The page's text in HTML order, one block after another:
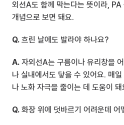
외선A도 함께 막는다는 뜻이라,
개념으로 보면 돼요.
Q. 흐린 날에도 발라야 하나요?
A. 자외선A는 구름이나 유리창을
나 실내에서도 닿을 수 있어요. 매
나 노화 자극을 줄이는 데 도움이
Q. 화장 위에 덧바르기 어려운데 어